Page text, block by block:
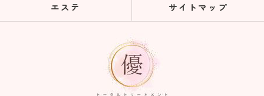
エステ サイトマップ